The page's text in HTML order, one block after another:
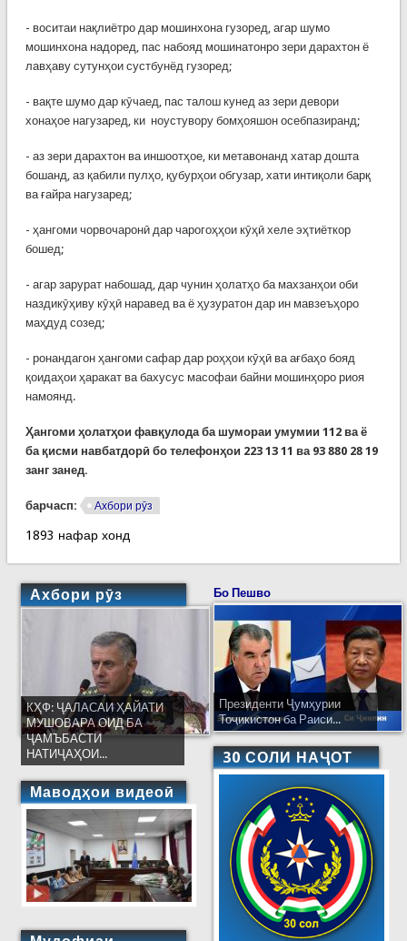
- воситаи нақлиётро дар мошинхона гузоред, агар шумо
мошинхона надоред, пас набояд мошинатонро зери дарахтон ё
лавҳаву сутунҳои сустбунёд гузоред;
- вақте шумо дар кӯчаед, пас талош кунед аз зери девори
хонаҳое нагузаред, ки ноустувору бомҳояшон осебпазиранд;
- аз зери дарахтон ва иншоотҳое, ки метавонанд хатар дошта
бошанд, аз қабили пулҳо, қубурҳои обгузар, хати интиқоли барқ
ва ғайра нагузаред;
- ҳангоми чорвочаронӣ дар чарогоҳҳои кӯҳӣ хеле эҳтиёткор
бошед;
- агар зарурат набошад, дар чунин ҳолатҳо ба махзанҳои оби
наздикӯҳиву кӯҳӣ наравед ва ё ҳузуратон дар ин мавзеъҳоро
маҳдуд созед;
- ронандагон ҳангоми сафар дар роҳҳои кӯҳӣ ва ағбаҳо бояд
қоидаҳои ҳаракат ва бахусус масофаи байни мошинҳоро риоя
намоянд.
Ҳангоми ҳолатҳои фавқулода ба шумораи умумии 112 ва ё
ба қисми навбатдорӣ бо телефонҳои 223 13 11 ва 93 880 28 19
занг занед.
барчасп: Ахбори рӯз
1893 нафар хонд
Ахбори рӯз
КҲФ: ҶАЛАСАИ ҲАЙАТИ
МУШОВАРА ОИД БА
ҶАМЪБАСТИ
НАТИҶАҲОИ...
Маводҳои видеоӣ
Бо Пешво
Президенти Ҷумҳурии
Тоҷикистон ба Раиси...
30 СОЛИ НАҶОТ